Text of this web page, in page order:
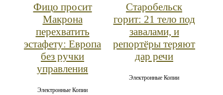
Фицо просит
Макрона
перехватить
эстафету: Европа
без ручки
управления
Электронные Копии
Старобельск
горит: 21 тело под
завалами, и
репортёры теряют
дар речи
Электронные Копии